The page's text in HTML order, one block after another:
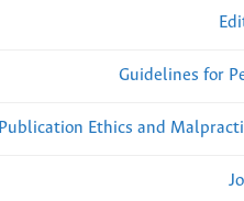
Guidelines for
Publication Ethics and